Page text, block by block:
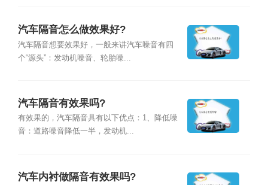
汽车隔音怎么做效果好?
汽车隔音想要效果好，一般来讲汽车噪音有四
个“源头”：发动机噪音、轮胎噪...
汽车隔音有效果吗?
有效果的，汽车隔音具有以下优点：1、降低噪
音：道路噪音降低一半，发动机...
汽车内衬做隔音有效果吗?